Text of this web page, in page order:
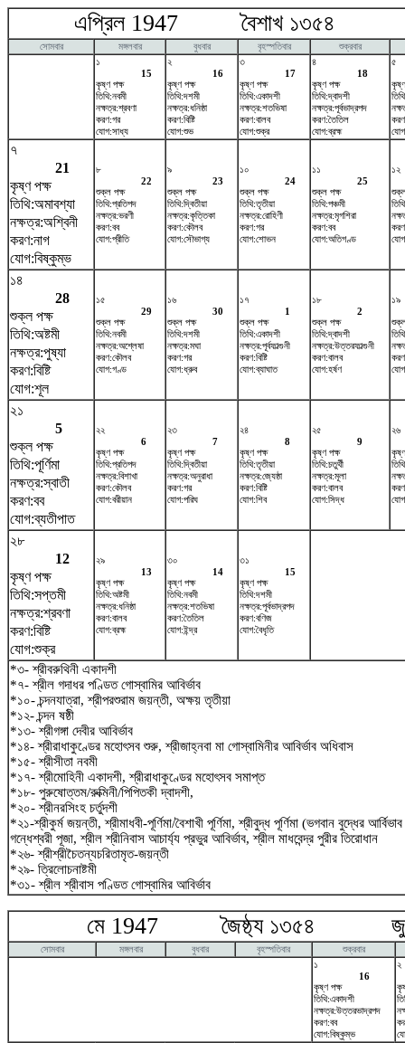
এপ্রিল 1947 বৈশাখ ১৩৫৪
সোমবার মঙ্গলবার বুধবার বৃহস্পতিবার
শুক্রবার
১
15
কৃষ্ণ পক্ষ
তিথি:নবমী
নক্ষত্র:শ্রবণা
করণ:গর
যোগ:সাধ্য
২
16
কৃষ্ণ পক্ষ
তিথি:দশমী
নক্ষত্র:ধনিষ্ঠা
করণ:বিষ্টি
যোগ:শুভ
৩
17
কৃষ্ণ পক্ষ
তিথি:একাদশী
নক্ষত্র:শতভিষ‌া
করণ:বালব
যোগ:শুক্র
৪
18
কৃষ্ণ পক্ষ
তিথি:দ্বাদশী
নক্ষত্র:পূর্বভাদ্রপদ
করণ:তৈতিল
যোগ:ব্রহ্ম
৫
৭
21
কৃষ্ণ পক্ষ
তিথি:অমাবশ্যা
নক্ষত্র:অশ্বিনী
করণ:নাগ
যোগ:বিষ্কুম্ভ
৮
22
শুক্ল পক্ষ
তিথি:প্রতিপদ
নক্ষত্র:ভরণী
করণ:বব
যোগ:প্রীতি
৯
23
শুক্ল পক্ষ
তিথি:দ্বিতীয়া
নক্ষত্র:কৃত্তিকা
করণ:কৌলব
যোগ:সৌভাগ্য
১০
24
শুক্ল পক্ষ
তিথি:তৃতীয়া
নক্ষত্র:রোহিণী
করণ:গর
যোগ:শোভন
১১
25
শুক্ল পক্ষ
তিথি:পঞ্চমী
নক্ষত্র:মৃগশিরা
করণ:বব
যোগ:অতিগণ্ড
১২
১৪
28
শুক্ল পক্ষ
তিথি:অষ্টমী
নক্ষত্র:পুষ্যা
করণ:বিষ্টি
যোগ:শূল
১৫
29
শুক্ল পক্ষ
তিথি:নবমী
নক্ষত্র:অশ্লেষা
করণ:কৌলব
যোগ:গণ্ড
১৬
30
শুক্ল পক্ষ
তিথি:দশমী
নক্ষত্র:মঘা
করণ:গর
যোগ:ধ্রুব
১৭
1
শুক্ল পক্ষ
তিথি:একাদশী
নক্ষত্র:পূর্বফাল্গুনী
করণ:বিষ্টি
যোগ:ব্যাঘাত
১৮
2
শুক্ল পক্ষ
তিথি:দ্বাদশী
নক্ষত্র:উত্তরফাল্গুনী
করণ:বালব
যোগ:হর্ষণ
১৯
২১
5
শুক্ল পক্ষ
তিথি:পূর্ণিমা
নক্ষত্র:স্বাতী
করণ:বব
যোগ:ব্যতীপাত
২২
6
কৃষ্ণ পক্ষ
তিথি:প্রতিপদ
নক্ষত্র:বিশাখা
করণ:কৌলব
যোগ:বরীয়ান
২৩
7
কৃষ্ণ পক্ষ
তিথি:দ্বিতীয়া
নক্ষত্র:অনুরাধা
করণ:গর
যোগ:পরিঘ
২৪
8
কৃষ্ণ পক্ষ
তিথি:তৃতীয়া
নক্ষত্র:জ্যেষ্ঠা
করণ:বিষ্টি
যোগ:শিব
২৫
9
কৃষ্ণ পক্ষ
তিথি:চতুর্থী
নক্ষত্র:মূলা
করণ:বালব
যোগ:সিদ্ধ
২৬
২৮
12
কৃষ্ণ পক্ষ
তিথি:সপ্তমী
নক্ষত্র:শ্রবণা
করণ:বিষ্টি
যোগ:শুক্র
২৯
13
কৃষ্ণ পক্ষ
তিথি:অষ্টমী
নক্ষত্র:ধনিষ্ঠা
করণ:বালব
যোগ:ব্রহ্ম
৩০
14
কৃষ্ণ পক্ষ
তিথি:নবমী
নক্ষত্র:শতভিষ‌া
করণ:তৈতিল
যোগ:ইন্দ্র
৩১
15
কৃষ্ণ পক্ষ
তিথি:দশমী
নক্ষত্র:পূর্বভাদ্রপদ
করণ:বণিজ
যোগ:বৈধৃতি
*৩- শ্রীবরুথিনী একাদশী
*৭- শ্রীল গদাধর পণ্ডিত গোস্বামির আবির্ভাব
*১০- চন্দনযাত্রা, শ্রীপরশুরাম জয়ন্তী, অক্ষয় তৃতীয়া
*১২- চন্দন ষষ্ঠী
*১৩- শ্রীগঙ্গা দেবীর আবির্ভাব
*১৪- শ্রীরাধাকুণ্ডের মহোৎসব শুরু, শ্রীজাহ্নবা মা গোস্বামিনীর আবির্ভাব অধিবাস
*১৫- শ্রীসীতা নবমী
*১৭- শ্রীমোহিনী একাদশী, শ্রীরাধাকুণ্ডের মহোৎসব সমাপ্ত
*১৮- পুরুষোত্তম/রুক্মিনী/পিপিতকী দ্বাদশী,
*২০- শ্রীনরসিংহ চর্তুদশী
*২১-শ্রীকুর্ম জয়ন্তী, শ্রীমাধবী-পূর্ণিমা/বৈশাখী পূর্ণিমা, শ্রীবুদ্ধ পূর্ণিমা (ভগবান বুদ্ধের
গন্ধেশ্বরী পূজা, শ্রীল শ্রীনিবাস আচার্য্য প্রভুর আবির্ভাব, শ্রীল মাধবেন্দ্র পুরীর তিরোধান
*২৬- শ্রীশ্রীচৈতন্যচরিতামৃত-জয়ন্তী
*২৯- ত্রিলোচনাষ্টমী
*৩১- শ্রীল শ্রীবাস পণ্ডিত গোস্বামির আবির্ভাব
মে 1947 জৈষ্ঠ্য ১৩৫৪ জুন
সোমবার মঙ্গলবার বুধবার বৃহস্পতিবার
শুক্রবার
১
16
কৃষ্ণ পক্ষ
তিথি:একাদশী
নক্ষত্র:উত্তরভাদ্রপদ
করণ:বব
যোগ:বিষ্কুম্ভ
২